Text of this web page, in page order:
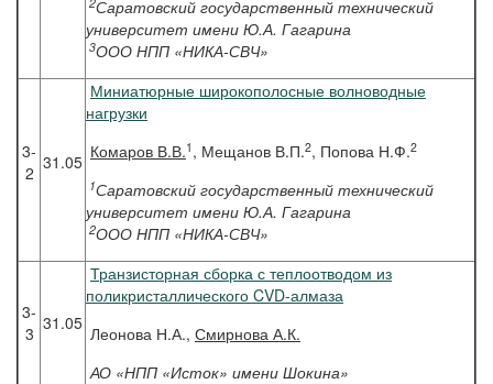
Саратовский государственный технический
университет имени Ю.А. Гагарина
3ООО НПП «НИКА-СВЧ»
3-
2 31.05
Миниатюрные широкополосные волноводные
нагрузки
Комаров В.В.1 , Мещанов В.П.2, Попова Н.Ф.2
1Саратовский государственный технический
университет имени Ю.А. Гагарина
2ООО НПП «НИКА-СВЧ»
3-
3 31.05
Транзисторная сборка с теплоотводом из
поликристаллического CVD-алмаза
Леонова Н.А., Смирнова А.К.
АО «НПП «Исток» имени Шокина»